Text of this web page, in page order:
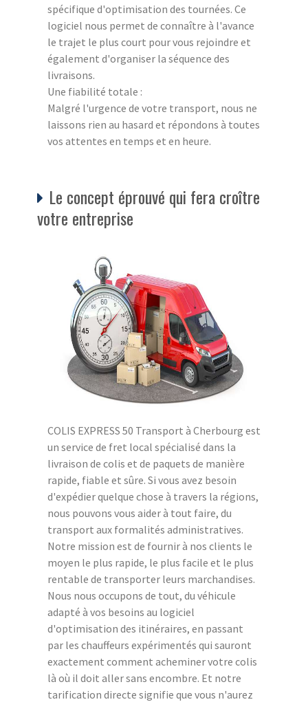
spécifique d'optimisation des tournées. Ce
logiciel nous permet de connaître à l'avance
le trajet le plus court pour vous rejoindre et
également d'organiser la séquence des
livraisons.
Une fiabilité totale :
Malgré l'urgence de votre transport, nous ne
laissons rien au hasard et répondons à toutes
vos attentes en temps et en heure.
Le concept éprouvé qui fera croître
votre entreprise
COLIS EXPRESS 50 Transport à Cherbourg est
un service de fret local spécialisé dans la
livraison de colis et de paquets de manière
rapide, fiable et sûre. Si vous avez besoin
d'expédier quelque chose à travers la régions,
nous pouvons vous aider à tout faire, du
transport aux formalités administratives.
Notre mission est de fournir à nos clients le
moyen le plus rapide, le plus facile et le plus
rentable de transporter leurs marchandises.
Nous nous occupons de tout, du véhicule
adapté à vos besoins au logiciel
d'optimisation des itinéraires, en passant
par les chauffeurs expérimentés qui sauront
exactement comment acheminer votre colis
là où il doit aller sans encombre. Et notre
tarification directe signifie que vous n'aurez